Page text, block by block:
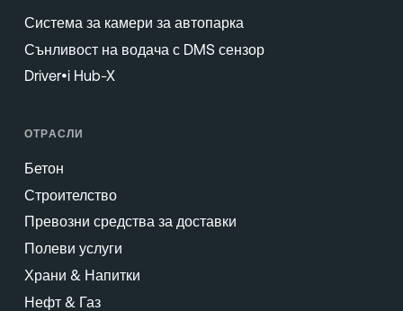
Система за камери за автопарка
Сънливост на водача с DMS сензор
Driver•i Hub-X
ОТРАСЛИ
Бетон
Строителство
Превозни средства за доставки
Полеви услуги
Храни & Напитки
Нефт & Газ